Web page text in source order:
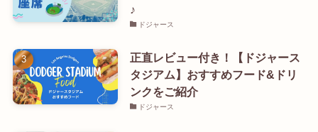
♪
ドジャース
正直レビュー付き！【ドジャース
タジアム】おすすめフード&ドリ
ンクをご紹介
ドジャース